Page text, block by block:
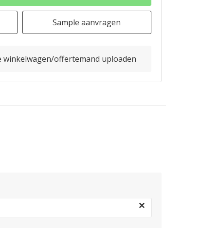
Sample aanvragen
winkelwagen/offertemand uploaden
×